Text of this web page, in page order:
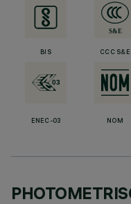
BIS CCC S&E
ENEC-03 NOM